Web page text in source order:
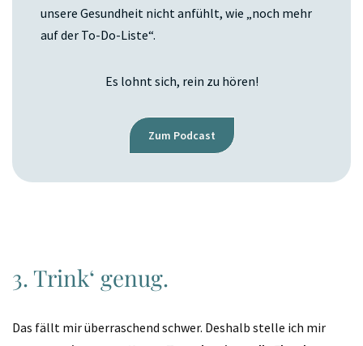
unsere Gesundheit nicht anfühlt, wie „noch mehr
auf der To-Do-Liste“.
Es lohnt sich, rein zu hören!
Zum Podcast
3. Trink‘ genug.
Das fällt mir überraschend schwer. Deshalb stelle ich mir